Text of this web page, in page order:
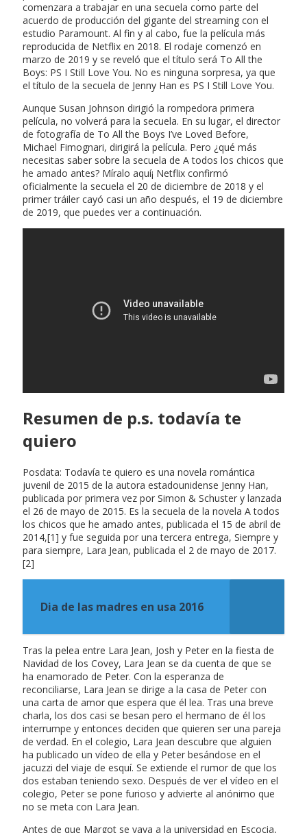
comenzara a trabajar en una secuela como parte del
acuerdo de producción del gigante del streaming con el
estudio Paramount. Al fin y al cabo, fue la película más
reproducida de Netflix en 2018. El rodaje comenzó en
marzo de 2019 y se reveló que el título será To All the
Boys: PS I Still Love You. No es ninguna sorpresa, ya que
el título de la secuela de Jenny Han es PS I Still Love You.
Aunque Susan Johnson dirigió la rompedora primera
película, no volverá para la secuela. En su lugar, el director
de fotografía de To All the Boys I’ve Loved Before,
Michael Fimognari, dirigirá la película. Pero ¿qué más
necesitas saber sobre la secuela de A todos los chicos que
he amado antes? Míralo aquí¡ Netflix confirmó
oficialmente la secuela el 20 de diciembre de 2018 y el
primer tráiler cayó casi un año después, el 19 de diciembre
de 2019, que puedes ver a continuación.
Resumen de p.s. todavía te
quiero
Posdata: Todavía te quiero es una novela romántica
juvenil de 2015 de la autora estadounidense Jenny Han,
publicada por primera vez por Simon & Schuster y lanzada
el 26 de mayo de 2015. Es la secuela de la novela A todos
los chicos que he amado antes, publicada el 15 de abril de
2014,[1] y fue seguida por una tercera entrega, Siempre y
para siempre, Lara Jean, publicada el 2 de mayo de 2017.
[2]
Dia de las madres en usa 2016
Tras la pelea entre Lara Jean, Josh y Peter en la fiesta de
Navidad de los Covey, Lara Jean se da cuenta de que se
ha enamorado de Peter. Con la esperanza de
reconciliarse, Lara Jean se dirige a la casa de Peter con
una carta de amor que espera que él lea. Tras una breve
charla, los dos casi se besan pero el hermano de él los
interrumpe y entonces deciden que quieren ser una pareja
de verdad. En el colegio, Lara Jean descubre que alguien
ha publicado un vídeo de ella y Peter besándose en el
jacuzzi del viaje de esquí. Se extiende el rumor de que los
dos estaban teniendo sexo. Después de ver el vídeo en el
colegio, Peter se pone furioso y advierte al anónimo que
no se meta con Lara Jean.
Antes de que Margot se vaya a la universidad en Escocia,